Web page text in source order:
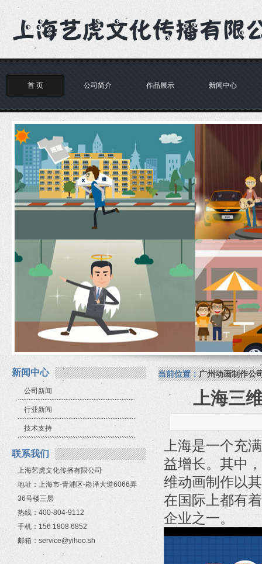
首 页 公司简介 作品展示 新闻中心
新闻中心
公司新闻
行业新闻
技术支持
联系我们
上海艺虎文化传播有限公司
地址：上海市-青浦区-崧泽大道6066弄
36号楼三层
热线：400-804-9112
手机：156 1808 6852
邮箱：service@yihoo.sh
当前位置：广州动画制作公
上海三
上海是一个充
益增长。其中
维动画制作以
在国际上都有
企业之一。